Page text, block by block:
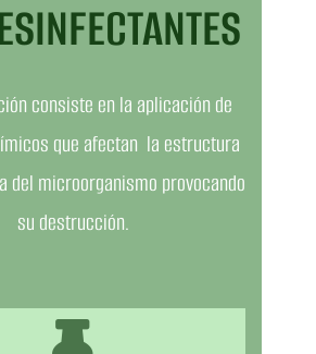
consiste en la aplicación de
que afectan la estructura
del microorganismo provocando
su destrucción.